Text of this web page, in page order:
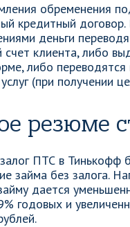
обременения
кредитный договор.
деньги
счет клиента, либо
либо переводятся
(при получении
резюме
ПТС в Тинькофф
займа без залога.
дается
годовых и